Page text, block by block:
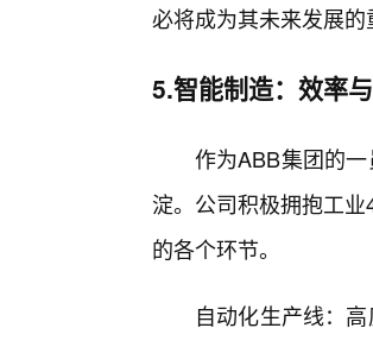
必将成为其未来发展的
5.智能制造：效率
作为ABB集团的
淀。公司积极拥抱工
的各个环节。
自动化生产线：